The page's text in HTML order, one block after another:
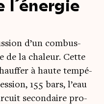
l’énergie
d’un com­bus­
de la cha­leur. Cette
à haute tem­pé­
155 bars, l’eau
secon­daire pro­